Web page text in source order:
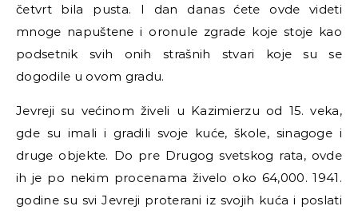
četvrt bila pusta. I dan danas ćete ovde videti
mnoge napuštene i oronule zgrade koje stoje kao
podsetnik svih onih strašnih stvari koje su se
dogodile u ovom gradu.
Jevreji su većinom živeli u Kazimierzu od 15. veka,
gde su imali i gradili svoje kuće, škole, sinagoge i
druge objekte. Do pre Drugog svetskog rata, ovde
ih je po nekim procenama živelo oko 64,000. 1941.
godine su svi Jevreji proterani iz svojih kuća i poslati